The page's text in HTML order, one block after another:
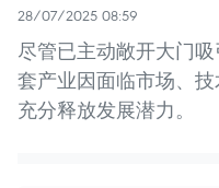
28/07/2025 08:59
尽管已主动敞开大门
套产业因面临市场、
充分释放发展潜力。